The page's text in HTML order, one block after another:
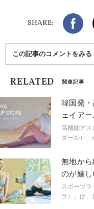
SHARE:
この記事のコメントをみる
RELATED 関連記事
韓国発
ェイア
プ開催中
高機能アス
ダール）」
イアール
無地か
のが嬉
スポーツ
ラ）」は、